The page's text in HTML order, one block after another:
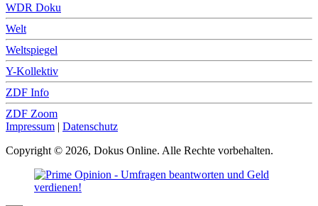
WDR Doku
Welt
Weltspiegel
Y-Kollektiv
ZDF Info
ZDF Zoom
Impressum | Datenschutz
Copyright © 2026, Dokus Online. Alle Rechte vorbehalten.